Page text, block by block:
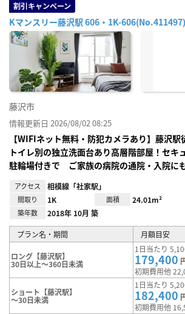
割引キャンペーン
Kマンスリー藤沢駅 606・1K-606(No.411497)
藤沢市
情報更新日 2026/08/02 08:25
【WIFIネット無料・防犯カメラあり】藤沢
トイレ別の独立洗面台あり高層階部屋！セキ
駐輪場付きで ご家族の病院の通院・入院に
アクセス 相模線「社家駅」
間取り 1K 面積 24.01m²
築年数 2018年 10月 築
プラン名・期間 月額目安
ロング【藤沢駅】
30日以上～360日未満
1日当たり
179,400
初期費用他
ショート【藤沢駅】
～30日未満
1日当たり
182,400
初期費用他